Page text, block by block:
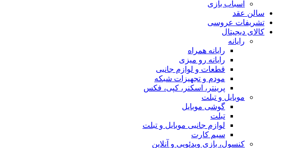
اسباب‌ بازی
سالن عقد
تشریفات عروسی
کالای دیجیتال
رایانه
رایانه همراه
رایانه رو میزی
قطعات و لوازم جانبی
مودم و تجهیزات شبکه
پرینتر، اسکنر، کپی، فکس
موبایل و تبلت
گوشی موبایل
تبلت
لوازم جانبی موبایل و تبلت
سیم کارت
کنسول، بازی‌ ویدئویی و آنلاین